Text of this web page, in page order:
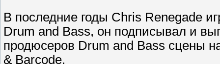
В последние годы Chris Renegade
Drum and Bass, он подписывал и
продюсеров Drum and Bass сцены
& Barcode.